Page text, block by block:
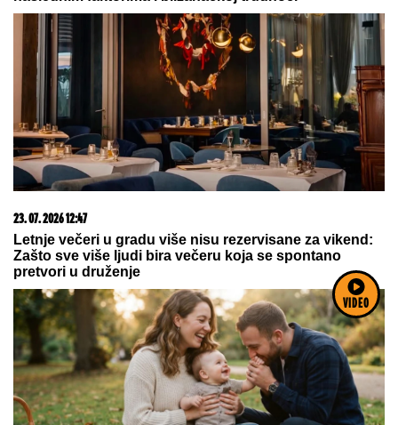
VIDEO
23. 07. 2026 12:47
Letnje večeri u gradu više nisu rezervisane za vikend:
Zašto sve više ljudi bira večeru koja se spontano
pretvori u druženje